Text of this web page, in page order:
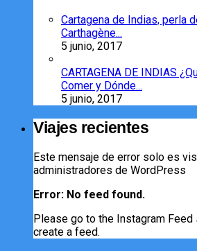
Cartagena de Indias, perla
Carthagène...
5 junio, 2017
CARTAGENA DE INDIAS
Comer y Dónde...
5 junio, 2017
Viajes recientes
Este mensaje de error solo es
administradores de WordPress
Error: No feed found.
Please go to the Instagram
create a feed.